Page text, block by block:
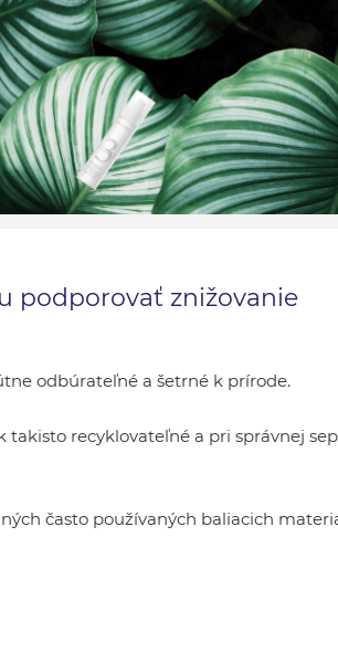
podporovať znižovanie
odbúrateľné a šetrné k prírode.
takisto recyklovateľné a pri správnej
často používaných baliacich